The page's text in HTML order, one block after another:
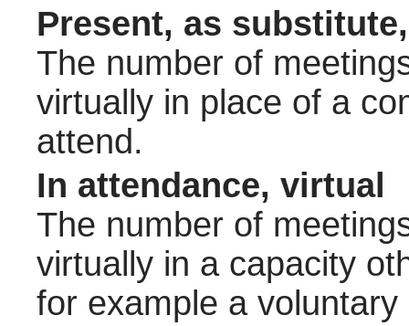
Present, as
The number of
virtually in place of a
attend.
In attendance, virtual
The number of
virtually in a capacity
for example a